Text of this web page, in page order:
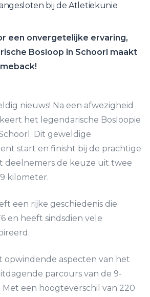
bij de Atletiekunie
een onvergetelijke ervaring,
Bosloop in Schoorl maakt
nieuws! Na een afwezigheid
het legendarische Bosloopie
Dit geweldige
start en finisht bij de prachtige
deelnemers de keuze uit twee
kilometer.
een rijke geschiedenis die
en heeft sindsdien vele
opwindende aspecten van het
parcours van de 9-
Met een hoogteverschil van 220